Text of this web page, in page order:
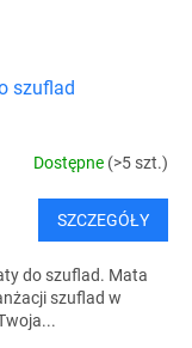
szuflad
Dostępne (>5 szt.)
SZCZEGÓŁY
do szuflad. Mata
szuflad w